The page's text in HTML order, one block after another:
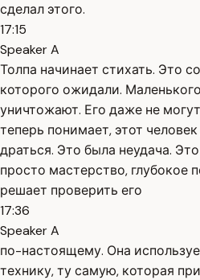
сделал этого.
17:15
Speaker A
Толпа начинает стихать. Это
которого ожидали.
уничтожают. Его даже не
теперь понимает, этот
драться. Это была неудача.
просто мастерство, глубокое
решает проверить его
17:36
Speaker A
по-настоящему. Она
технику, ту самую, которая